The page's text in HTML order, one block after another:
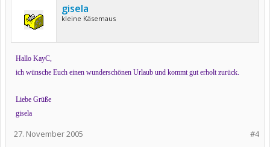
gisela
kleine Käsemaus
Hallo KayC,
ich wünsche Euch einen wunderschönen Urlaub und kommt gut erholt zurück.
Liebe Grüße
gisela
#4
27. November 2005